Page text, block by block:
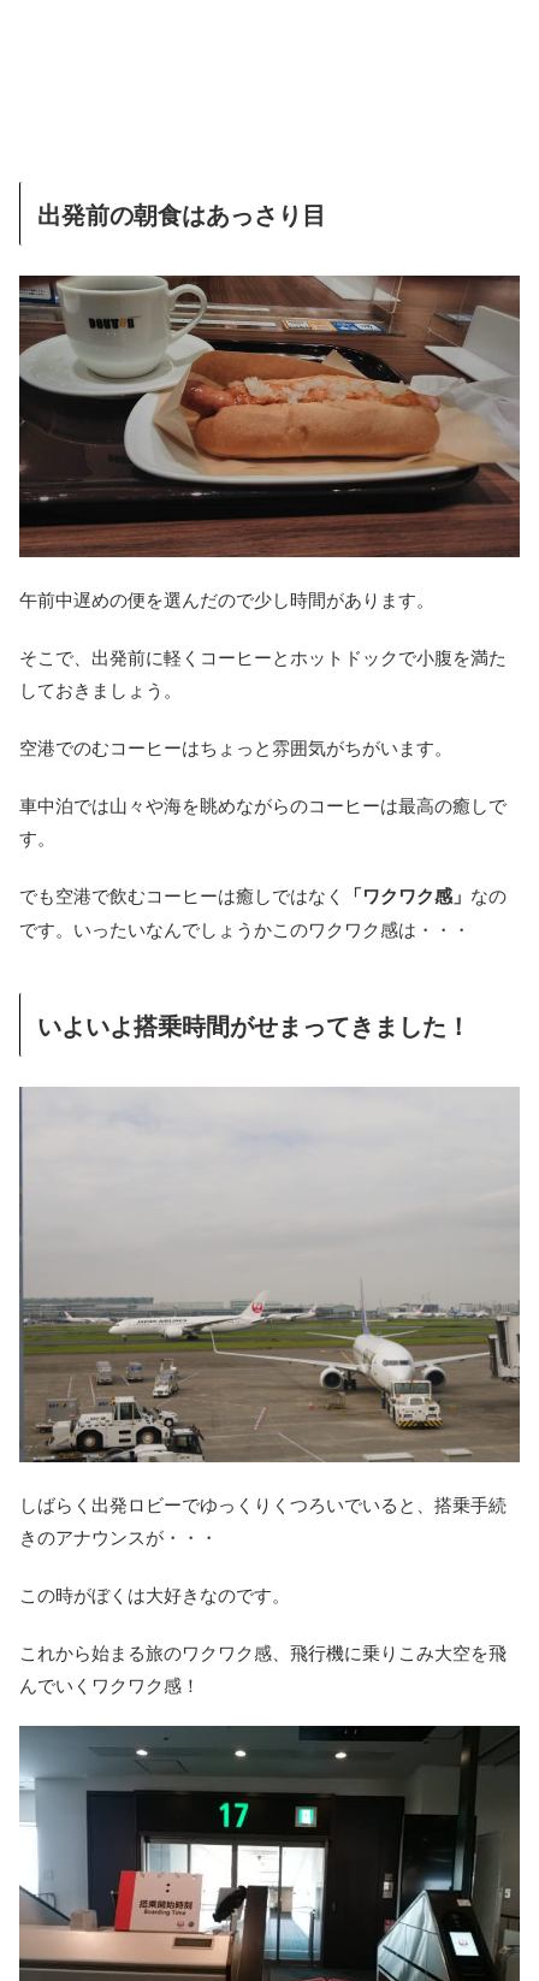
出発前の朝食はあっさり目
午前中遅めの便を選んだので少し時間があります。
そこで、出発前に軽くコーヒーとホットドックで小腹を満た
しておきましょう。
空港でのむコーヒーはちょっと雰囲気がちがいます。
車中泊では山々や海を眺めながらのコーヒーは最高の癒しで
す。
でも空港で飲むコーヒーは癒しではなく 「ワクワク感」 なの
です。いったいなんでしょうかこのワクワク感は・・・
いよいよ搭乗時間がせまってきました！
しばらく出発ロビーでゆっくりくつろいでいると、搭乗手続
きのアナウンスが・・・
この時がぼくは大好きなのです。
これから始まる旅のワクワク感、飛行機に乗りこみ大空を飛
んでいくワクワク感！